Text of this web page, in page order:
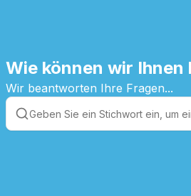
Wie können wir Ihnen
Wir beantworten Ihre Fragen...